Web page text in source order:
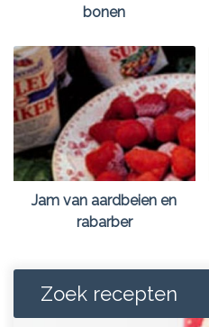
bonen
Jam van aardbeien en
rabarber
Zoek recepten